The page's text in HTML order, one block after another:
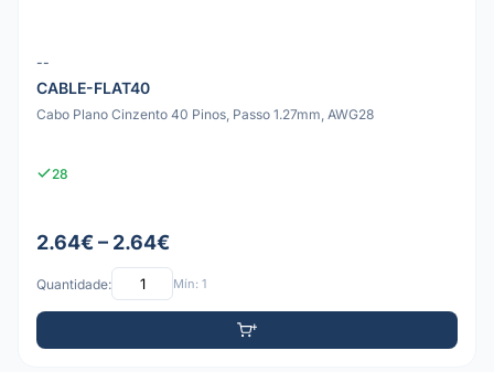
--
CABLE-FLAT40
Cabo Plano Cinzento 40 Pinos, Passo 1.27mm, AWG28
28
2.64€ – 2.64€
Quantidade: Mín: 1